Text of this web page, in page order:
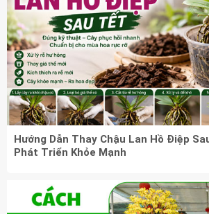
Hướng Dẫn Thay Chậu Lan Hồ Điệp
Phát Triển Khỏe Mạnh